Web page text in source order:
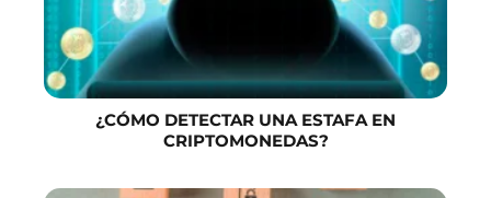
¿CÓMO DETECTAR UNA ESTAFA EN
CRIPTOMONEDAS?